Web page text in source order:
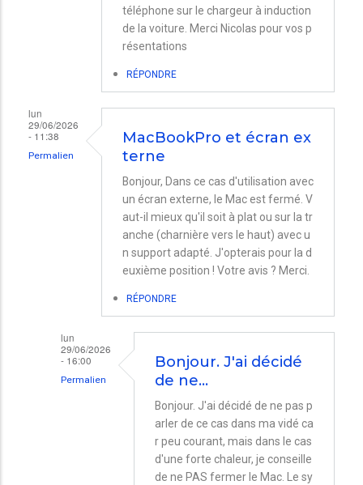
téléphone sur le chargeur à induction
de la voiture. Merci Nicolas pour vos p
résentations
RÉPONDRE
lun
29/06/2026
- 11:38
Permalien
MacBookPro et écran ex
terne
Bonjour, Dans ce cas d'utilisation avec
un écran externe, le Mac est fermé. V
aut-il mieux qu'il soit à plat ou sur la tr
anche (charnière vers le haut) avec u
n support adapté. J'opterais pour la d
euxième position ! Votre avis ? Merci.
RÉPONDRE
lun
29/06/2026
- 16:00
Permalien
Bonjour. J'ai décidé
de ne…
Bonjour. J'ai décidé de ne pas p
arler de ce cas dans ma vidé ca
r peu courant, mais dans le cas
d'une forte chaleur, je conseille
de ne PAS fermer le Mac. Le sy